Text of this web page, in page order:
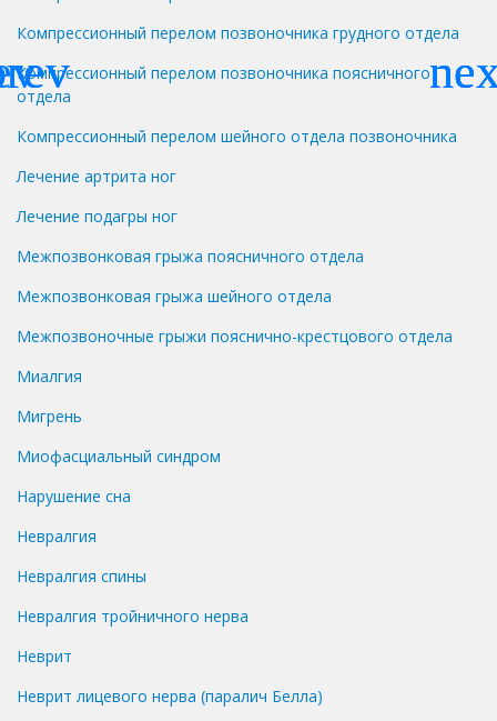
Компрессионный перелом позвоночника грудного отдела
Компрессионный перелом позвоночника поясничного
отдела
Компрессионный перелом шейного отдела позвоночника
Лечение артрита ног
Лечение подагры ног
Межпозвонковая грыжа поясничного отдела
Межпозвонковая грыжа шейного отдела
Межпозвоночные грыжи пояснично-крестцового отдела
Миалгия
Мигрень
Миофасциальный синдром
Нарушение сна
Невралгия
Невралгия спины
Невралгия тройничного нерва
Неврит
Неврит лицевого нерва (паралич Белла)